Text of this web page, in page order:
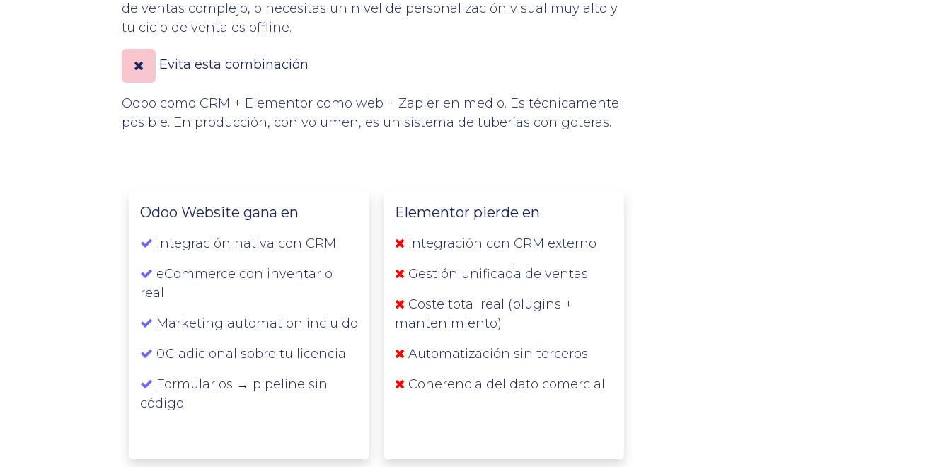
de ventas complejo, o necesitas un nivel de personalización visual muy alto y
tu ciclo de venta es offline.
Evita esta combinación
Odoo como CRM + Elementor como web + Zapier en medio. Es técnicamente
posible. En producción, con volumen, es un sistema de tuberías con goteras.
Odoo Website gana en
Integración nativa con CRM
eCommerce con inventario
real
Marketing automation incluido
0€ adicional sobre tu licencia
Formularios → pipeline sin
código
Elementor pierde en
Integración con CRM externo
Gestión unificada de ventas
Coste total real (plugins +
mantenimiento)
Automatización sin terceros
Coherencia del dato comercial